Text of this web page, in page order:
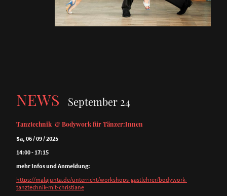
NEWS September 24
Tanztechnik & Bodywork für Tänzer:Innen
Sa, 06 / 09 / 2025
14:00 - 17:15
mehr Infos und Anmeldung:
https://malajunta.de/unterricht/workshops-gastlehrer/bodywork-
tanztechnik-mit-christiane